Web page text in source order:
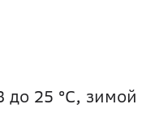
до 25 °С, зимой